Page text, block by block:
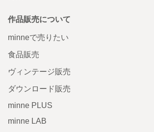
作品販売について
minneで売りたい
食品販売
ヴィンテージ販売
ダウンロード販売
minne PLUS
minne LAB